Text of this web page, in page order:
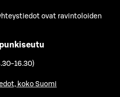
ovat ravintoloiden
16.30)
koko Suomi